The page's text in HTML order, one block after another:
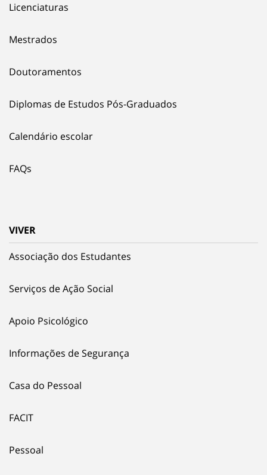
Licenciaturas
Mestrados
Doutoramentos
Diplomas de Estudos Pós-Graduados
Calendário escolar
FAQs
VIVER
Associação dos Estudantes
Serviços de Ação Social
Apoio Psicológico
Informações de Segurança
Casa do Pessoal
FACIT
Pessoal